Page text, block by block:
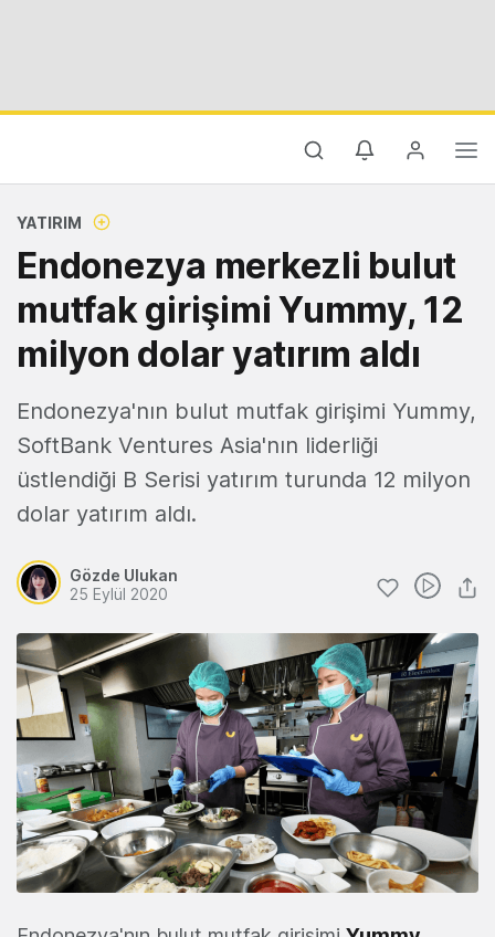
YATIRIM
Endonezya merkezli bulut
mutfak girişimi Yummy, 12
milyon dolar yatırım aldı
Endonezya'nın bulut mutfak girişimi Yummy,
SoftBank Ventures Asia'nın liderliği
üstlendiği B Serisi yatırım turunda 12 milyon
dolar yatırım aldı.
Gözde Ulukan
25 Eylül 2020